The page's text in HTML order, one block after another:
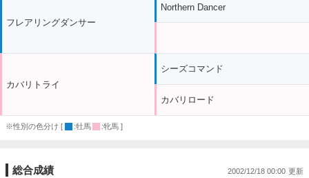
フレアリングダンサー
カバリトライ
Northern Dancer
シーズコマンド
カバリロード
※性別の色分け [ :牡馬 :牝馬 ]
総合成績 2002/12/18 00:00